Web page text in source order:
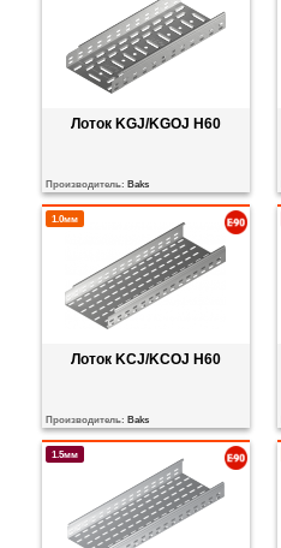
Лоток KGJ/KGOJ H60
Производитель: Baks
1.0мм
Лоток KCJ/KCOJ H60
Производитель: Baks
1.5мм